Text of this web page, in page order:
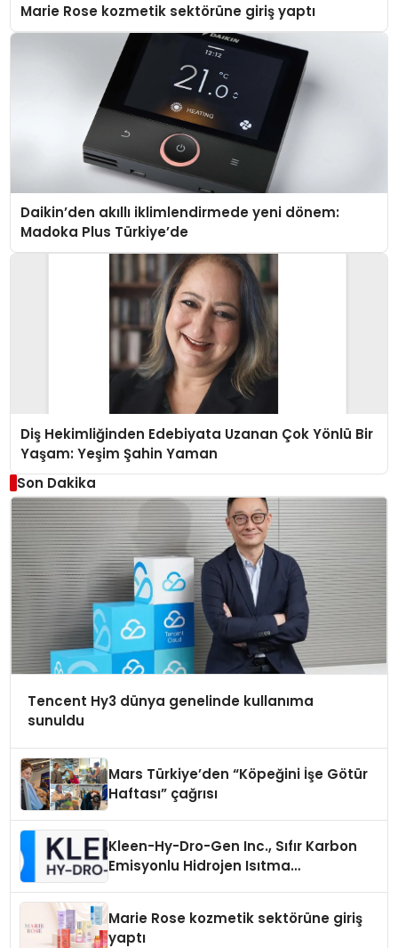
Marie Rose kozmetik sektörüne giriş yaptı
Daikin’den akıllı iklimlendirmede yeni dönem:
Madoka Plus Türkiye’de
Diş Hekimliğinden Edebiyata Uzanan Çok Yönlü Bir
Yaşam: Yeşim Şahin Yaman
Son Dakika
Tencent Hy3 dünya genelinde kullanıma
sunuldu
Mars Türkiye’den “Köpeğini İşe Götür
Haftası” çağrısı
Kleen-Hy-Dro-Gen Inc., Sıfır Karbon
Emisyonlu Hidrojen Isıtma
Marie Rose kozmetik sektörüne giriş
yaptı